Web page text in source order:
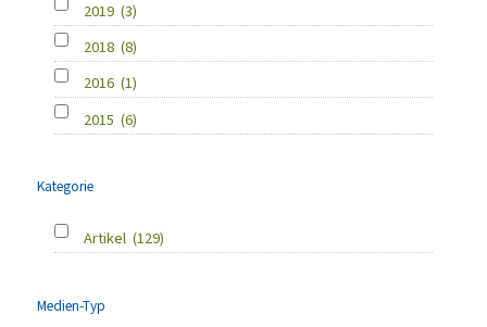
2019 (3)
2018 (8)
2016 (1)
2015 (6)
Kategorie
Artikel (129)
Medien-Typ